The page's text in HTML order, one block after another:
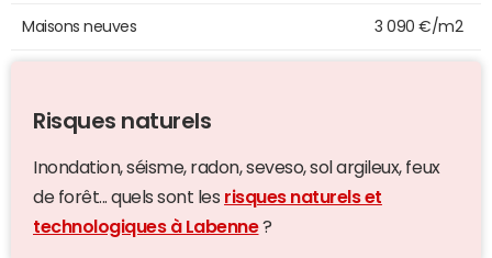
Maisons neuves 3 090 €/m2
Risques naturels
Inondation, séisme, radon, seveso, sol argileux, feux
de forêt... quels sont les risques naturels et
technologiques à Labenne?